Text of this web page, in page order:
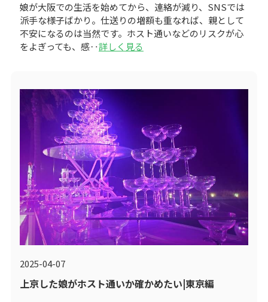
娘が大阪での生活を始めてから、連絡が減り、SNSでは
派手な様子ばかり。仕送りの増額も重なれば、親として
不安になるのは当然です。ホスト通いなどのリスクが心
をよぎっても、感‥詳しく見る
2025-04-07
上京した娘がホスト通いか確かめたい|東京編